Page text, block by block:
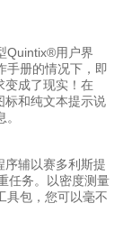
Quintix®用户界
手册的情况下，即
变成了现实！在
标和纯文本提示说
辅以赛多利斯提
任务。以密度测量
具包，您可以毫不